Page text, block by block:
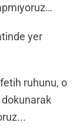
yer
ruhunu, o
dokunarak